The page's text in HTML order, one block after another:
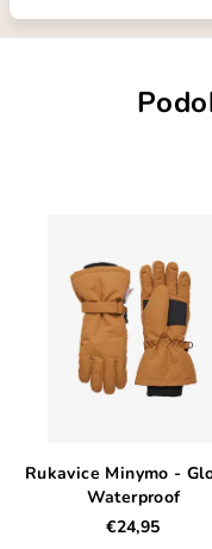
Rukavice Minymo -
Waterproof
€24,95